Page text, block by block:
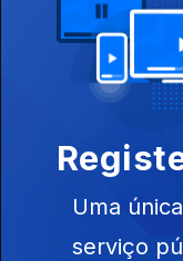
Uma
serviço